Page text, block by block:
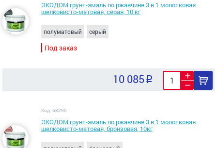
ЭКОДОМ грунт-эмаль по ржавчине 3 в 1 молотковая
шелковисто-матовая, серая, 10 кг
полуматовый серый
Под заказ
10 085
Код: 68290
ЭКОДОМ грунт-эмаль по ржавчине 3 в 1 молотковая
шелковисто-матовая, бронзовая, 10кг